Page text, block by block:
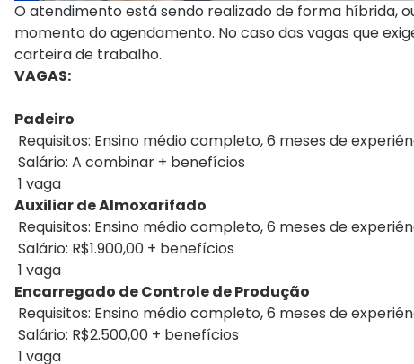
O atendimento está sendo realizado de forma híbrida,
momento do agendamento. No caso das vagas que
carteira de trabalho.
VAGAS:
Padeiro
Requisitos: Ensino médio completo, 6 meses de
Salário: A combinar + benefícios
1 vaga
Auxiliar de Almoxarifado
Requisitos: Ensino médio completo, 6 meses de
Salário: R$1.900,00 + benefícios
1 vaga
Encarregado de Controle de Produção
Requisitos: Ensino médio completo, 6 meses de
Salário: R$2.500,00 + benefícios
1 vaga